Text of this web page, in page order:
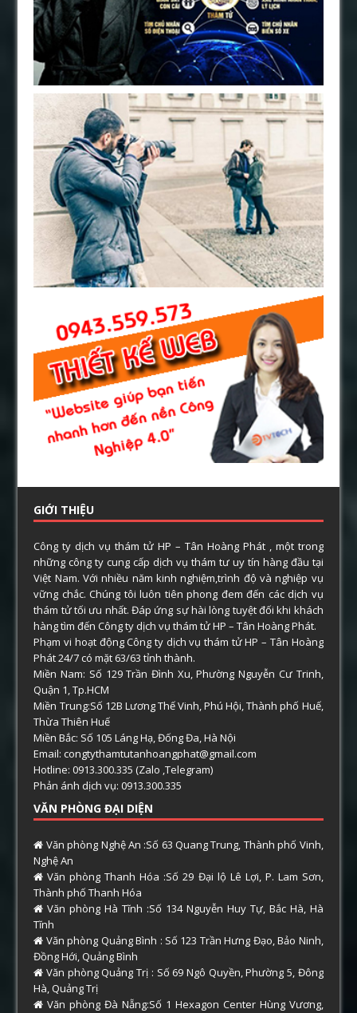
GIỚI THIỆU
Công ty dịch vụ thám tử HP – Tân Hoàng Phát , một trong
những công ty cung cấp dịch vụ thám tư uy tín hàng đầu tại
Việt Nam. Với nhiều năm kinh nghiệm,trình độ và nghiệp vụ
vững chắc. Chúng tôi luôn tiên phong đem đến các dịch vụ
thám tử tối ưu nhất. Đáp ứng sự hài lòng tuyệt đối khi khách
hàng tìm đến Công ty dịch vụ thám tử HP – Tân Hoàng Phát.
Phạm vi hoạt động Công ty dịch vụ thám tử HP – Tân Hoàng
Phát 24/7 có mặt 63/63 tỉnh thành.
Miền Nam: Số 129 Trần Đình Xu, Phường Nguyễn Cư Trinh,
Quận 1, Tp.HCM
Miền Trung:Số 12B Lương Thế Vinh, Phú Hội, Thành phố Huế,
Thừa Thiên Huế
Miền Bắc: Số 105 Láng Hạ, Đống Đa, Hà Nội
Email: congtythamtutanhoangphat@gmail.com
Hotline: 0913.300.335 (Zalo ,Telegram)
Phản ánh dịch vụ: 0913.300.335
VĂN PHÒNG ĐẠI DIỆN
Văn phòng Nghệ An :Số 63 Quang Trung, Thành phố Vinh,
Nghệ An
Văn phòng Thanh Hóa :Số 29 Đại lộ Lê Lợi, P. Lam Sơn,
Thành phố Thanh Hóa
Văn phòng Hà Tĩnh :Số 134 Nguyễn Huy Tự, Bắc Hà, Hà
Tĩnh
Văn phòng Quảng Bình : Số 123 Trần Hưng Đạo, Bảo Ninh,
Đồng Hới, Quảng Bình
Văn phòng Quảng Trị : Số 69 Ngô Quyền, Phường 5, Đông
Hà, Quảng Trị
Văn phòng Đà Nẵng:Số 1 Hexagon Center Hùng Vương,